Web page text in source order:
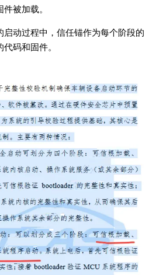
被加载。
启动过程中，信任锚作为每个阶段的
码和固件。